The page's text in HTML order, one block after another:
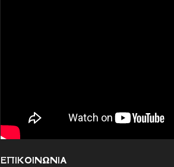
ΕΠΙΚΟΙΝΩΝΙΑ